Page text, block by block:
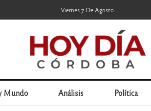
Viernes 7 De Agosto
Mundo Análisis Política